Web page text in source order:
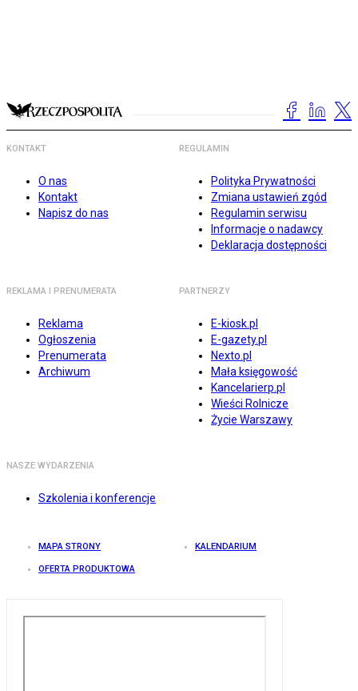
KONTAKT
O nas
Kontakt
Napisz do nas
REGULAMIN
Polityka Prywatności
Zmiana ustawień zgód
Regulamin serwisu
Informacje o nadawcy
Deklaracja dostępności
REKLAMA I PRENUMERATA
Reklama
Ogłoszenia
Prenumerata
Archiwum
PARTNERZY
E-kiosk.pl
E-gazety.pl
Nexto.pl
Mała księgowość
Kancelarierp.pl
Wieści Rolnicze
Życie Warszawy
NASZE WYDARZENIA
Szkolenia i konferencje
MAPA STRONY KALENDARIUM
OFERTA PRODUKTOWA